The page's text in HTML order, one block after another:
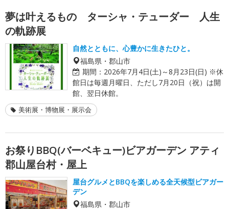
夢は叶えるもの ターシャ・テューダー 人生
の軌跡展
自然とともに、心豊かに生きたひと。
福島県・郡山市
期間： 2026年7月4日(土)～8月23日(日) ※休
館日は毎週月曜日、ただし7月20日（祝）は開
館、翌日休館。
美術展・博物展・展示会
お祭りBBQ(バーベキュー)ビアガーデン アティ
郡山屋台村・屋上
屋台グルメとBBQを楽しめる全天候型ビアガー
デン
福島県・郡山市